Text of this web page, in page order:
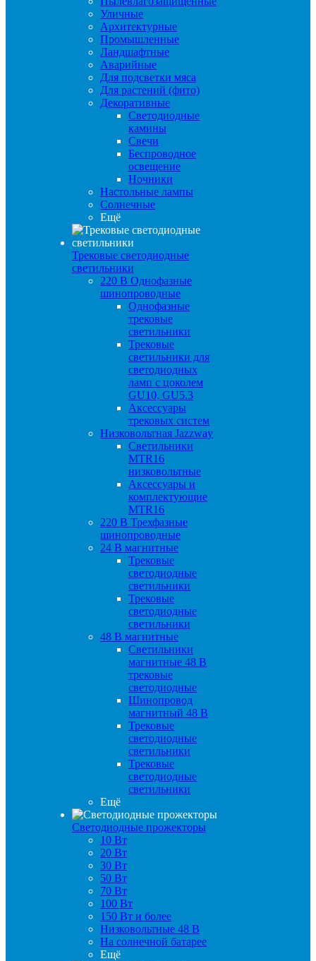
Уличные
Архитектурные
Промышленные
Ландшафтные
Аварийные
Для подсветки мяса
Для растений (фито)
Декоративные
Светодиодные
камины
Свечи
Беспроводное
освещение
Ночники
Настольные лампы
Солнечные
Ещё
Трековые светодиодные
светильники
220 B Однофазные
шинопроводные
Однофазные
трековые
светильники
Трековые
светильники для
светодиодных
ламп с цоколем
GU10, GU5.3
Аксессуары
трековых систем
Низковольтная Jazzway
Светильники
MTR16
низковольтные
Аксессуары и
комплектующие
MTR16
220 B Трехфазные
шинопроводные
24 B магнитные
Трековые
светодиодные
светильники
Трековые
светодиодные
светильники
48 B магнитные
Светильники
магнитные 48 В
трековые
светодиодные
Шинопровод
магнитный 48 В
Трековые
светодиодные
светильники
Трековые
светодиодные
светильники
Ещё
Светодиодные прожекторы
10 Вт
20 Вт
30 Вт
50 Вт
70 Вт
100 Вт
150 Вт и более
Низковольтные 48 В
На солнечной батарее
Ещё